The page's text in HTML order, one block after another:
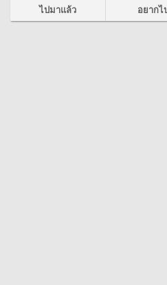
ไปมาแล้ว อยากไ